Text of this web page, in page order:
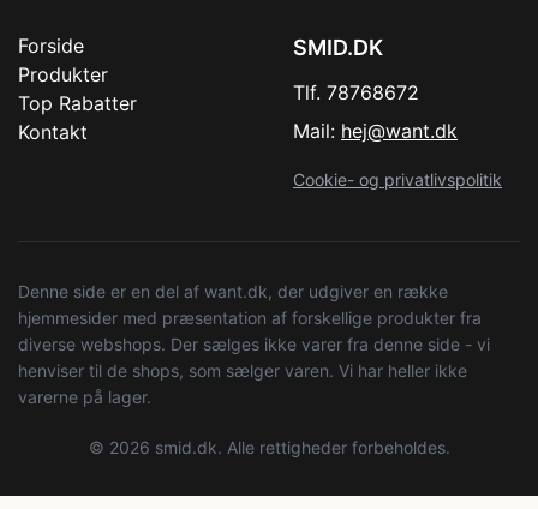
Forside
Produkter
Top Rabatter
Kontakt
SMID.DK
Tlf. 78768672
Mail: hej@want.dk
Cookie- og privatlivspolitik
Denne side er en del af want.dk, der udgiver en række
hjemmesider med præsentation af forskellige produkter fra
diverse webshops. Der sælges ikke varer fra denne side - vi
henviser til de shops, som sælger varen. Vi har heller ikke
varerne på lager.
© 2026 smid.dk. Alle rettigheder forbeholdes.